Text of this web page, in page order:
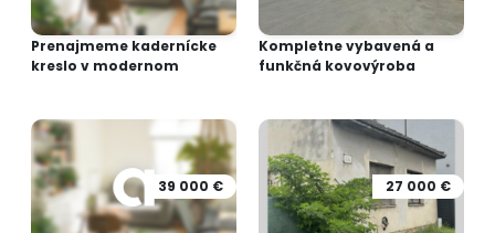
Prenajmeme kadernícke
kreslo v modernom
Kompletne vybavená a
funkčná kovovýroba
39 000 € 27 000 €